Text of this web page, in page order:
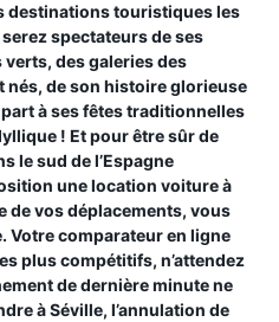
destinations touristiques les
spectateurs de ses
des galeries des
de son histoire glorieuse
à ses fêtes traditionnelles
! Et pour être sûr de
le sud de l’Espagne
une location voiture à
de vos déplacements, vous
Votre comparateur en ligne
plus compétitifs, n’attendez
de dernière minute ne
à Séville, l’annulation de